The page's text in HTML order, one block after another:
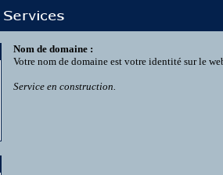
Nom de domaine :
Votre nom de domaine est votre identité sur le
Service en construction.